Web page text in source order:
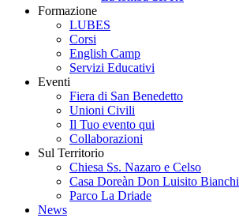
Formazione
LUBES
Corsi
English Camp
Servizi Educativi
Eventi
Fiera di San Benedetto
Unioni Civili
Il Tuo evento qui
Collaborazioni
Sul Territorio
Chiesa Ss. Nazaro e Celso
Casa Doreàn Don Luisito Bianchi
Parco La Driade
News